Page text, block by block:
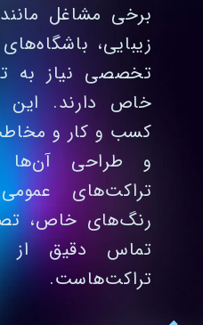
برخی مشاغل
زیبایی،
تخصصی نیاز به
خاص دارند. این
کسب‌ و کار و
و طراحی آن‌ها
تراکت‌های
رنگ‌های خاص،
تماس دقیق از
تراکت‌هاست.